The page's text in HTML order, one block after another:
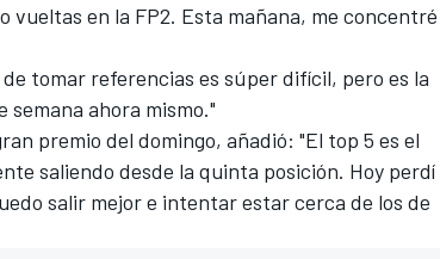
vueltas en la FP2. Esta mañana, me concentré
tomar referencias es súper difícil, pero es la
ahora mismo."
premio del domingo, añadió: "El top 5 es el
saliendo desde la quinta posición. Hoy perdí
salir mejor e intentar estar cerca de los de